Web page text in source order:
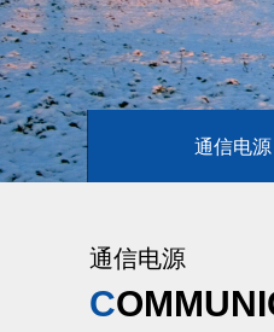
通信电源
通信电源
C